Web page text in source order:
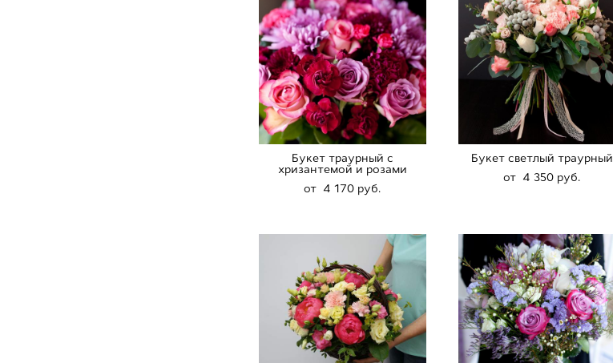
Букет траурный с
хризантемой и розами
от 4 170 pуб.
Букет светлый траурный
от 4 350 pуб.